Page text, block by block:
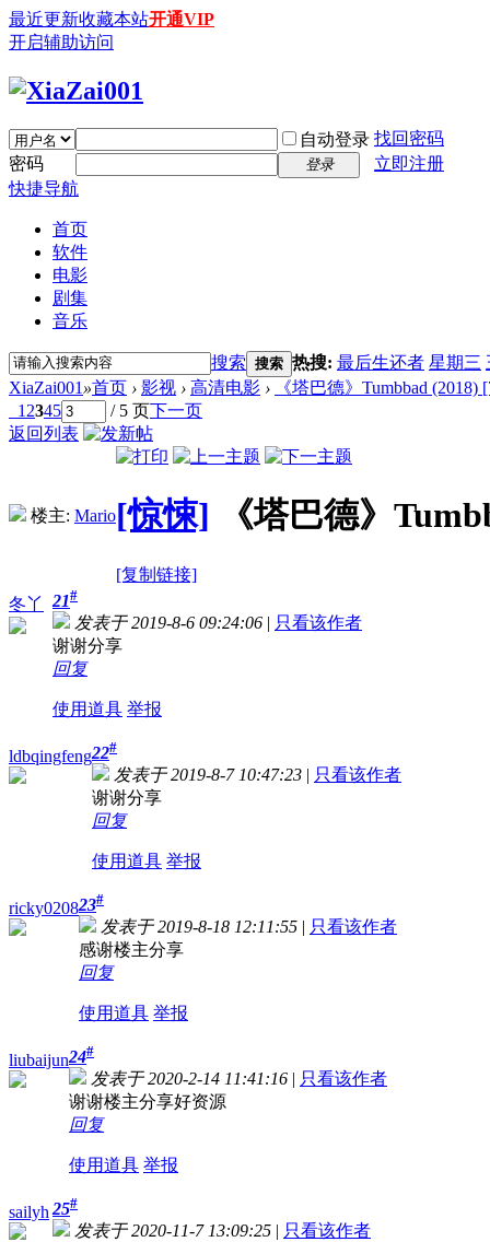
最近更新收藏本站开通VIP
开启辅助访问
自动登录 找回密码
密码
登录
立即注册
快捷导航
首页
软件
电影
剧集
音乐
搜索 搜索 热搜: 最后生还者 星期三
XiaZai001 »首页 › 影视 › 高清电影 ›
《塔巴德》Tumbbad
1 2345 / 5 页下一页
返回列表
楼主: Mario[惊悚] 《塔巴德》
[复制链接]
冬丫
21#
发表于 2019-8-6 09:24:06 | 只看该作者
谢谢分享
回复
使用道具 举报
ldbqingfeng22#
发表于 2019-8-7 10:47:23 | 只看该作者
谢谢分享
回复
使用道具 举报
ricky020823#
发表于 2019-8-18 12:11:55 | 只看该作者
感谢楼主分享
回复
使用道具 举报
liubaijun24#
发表于 2020-2-14 11:41:16 | 只看该作者
谢谢楼主分享好资源
回复
使用道具 举报
sailyh 25#
发表于 2020-11-7 13:09:25 | 只看该作者